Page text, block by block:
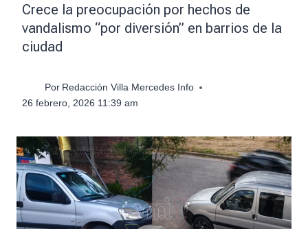
Crece la preocupación por hechos de
vandalismo “por diversión” en barrios de la
ciudad
Por Redacción Villa Mercedes Info
26 febrero, 2026 11:39 am